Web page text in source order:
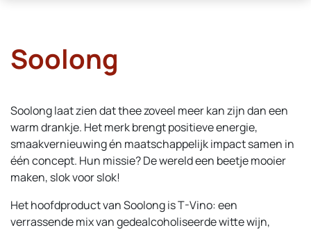
Soolong
Soolong laat zien dat thee zoveel meer kan zijn dan een
warm drankje. Het merk brengt positieve energie,
smaakvernieuwing én maatschappelijk impact samen in
één concept. Hun missie? De wereld een beetje mooier
maken, slok voor slok!
Het hoofdproduct van Soolong is T-Vino: een
verrassende mix van gedealcoholiseerde witte wijn,